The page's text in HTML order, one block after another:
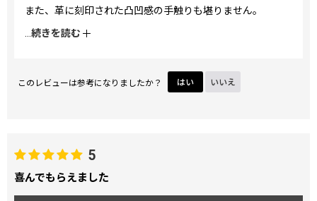
また、革に刻印された凸凹感の手触りも堪りません。
買って良かったと思える逸品ですね。
集めたくなる人がいらっしゃるのがとても良く判ります。
続きを読む
このレビューは参考になりましたか？ はい いいえ
5
喜んでもらえました